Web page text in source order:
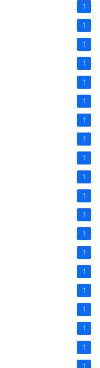
1
1
1
1
1
1
1
1
1
1
1
1
1
1
1
1
1
1
1
1